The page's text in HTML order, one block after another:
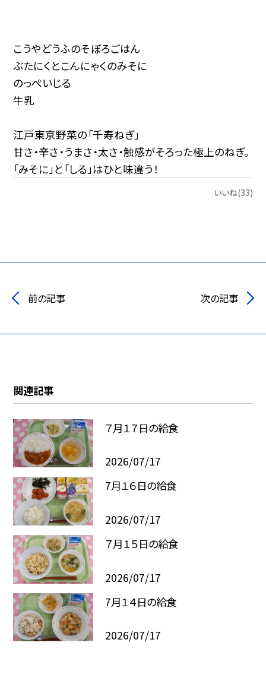
こうやどうふのそぼろごはん
ぶたにくとこんにゃくのみそに
のっぺいじる
牛乳
江戸東京野菜の「千寿ねぎ」
甘さ・辛さ・うまさ・太さ・触感がそろった極上のねぎ。
「みそに」と「しる」はひと味違う！
いいね(33)
前の記事 次の記事
関連記事
７月１７日の給食
2026/07/17
7月１６日の給食
2026/07/17
７月１５日の給食
2026/07/17
7月１４日の給食
2026/07/17